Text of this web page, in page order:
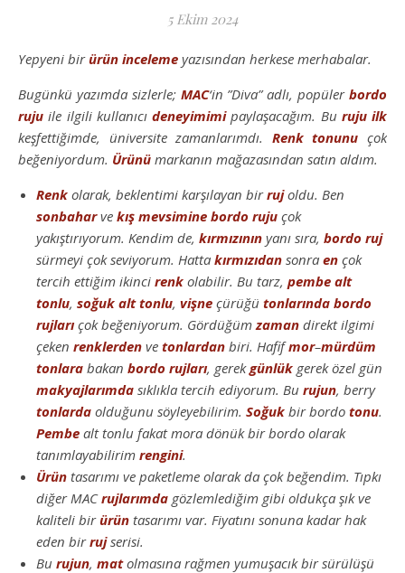
5 Ekim 2024
Yepyeni birürün inceleme yazısından herkese merhabalar.
Bugünkü yazımda sizlerle; MAC‘in ”Diva” adlı, popülerbordo
ruju ile ilgili kullanıcı deneyimimipaylaşacağım. Bu ruju ilk
keşfettiğimde, üniversite zamanlarımdı. Renk tonunu çok
beğeniyordum. Ürünü markanın mağazasından satın aldım.
Renk olarak, beklentimi karşılayan birrujoldu. Ben
sonbaharve kış mevsimine bordo ruju çok
yakıştırıyorum. Kendim de, kırmızının yanı sıra, bordo ruj
sürmeyi çok seviyorum. Hatta kırmızıdan sonra en çok
tercih ettiğim ikinci renk olabilir. Bu tarz, pembe alt
tonlu, soğuk alt tonlu, vişne çürüğü tonlarında bordo
rujlarıçok beğeniyorum. Gördüğümzaman direkt ilgimi
çeken renklerden ve tonlardan biri. Hafifmor–mürdüm
tonlara bakan bordo rujları, gerekgünlük gerek özel gün
makyajlarımda sıklıkla tercih ediyorum. Bu rujun, berry
tonlarda olduğunu söyleyebilirim. Soğuk bir bordo tonu.
Pembe alt tonlu fakat mora dönük bir bordo olarak
tanımlayabilirim rengini.
Ürün tasarımı ve paketleme olarak da çok beğendim. Tıpkı
diğer MACrujlarımda gözlemlediğim gibi oldukça şık ve
kaliteli birürün tasarımı var. Fiyatını sonuna kadar hak
eden birrujserisi.
Bu rujun, matolmasına rağmen yumuşacık bir sürülüşü